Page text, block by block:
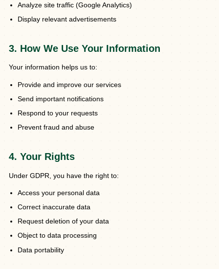
Analyze site traffic (Google Analytics)
Display relevant advertisements
3. How We Use Your Information
Your information helps us to:
Provide and improve our services
Send important notifications
Respond to your requests
Prevent fraud and abuse
4. Your Rights
Under GDPR, you have the right to:
Access your personal data
Correct inaccurate data
Request deletion of your data
Object to data processing
Data portability